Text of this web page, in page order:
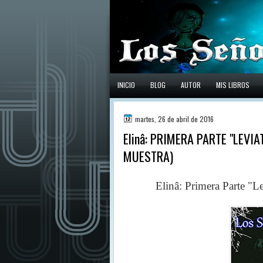
INICIO BLOG AUTOR MIS LIBROS
martes, 26 de abril de 2016
Elinâ: PRIMERA PARTE
MUESTRA)
Elinâ: Primera Parte